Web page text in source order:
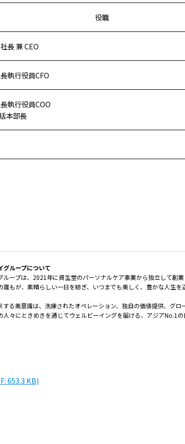
役職
長 兼 CEO
執行役員CFO
執行役員COO
本部長
ループについて
ループは、2021年に資生堂のパーソナルケア事業から独立して創業
誰もが、素晴らしい一日を紡ぎ、いつまでも美しく、豊かな人生
する美意識は、洗練されたオペレーション、独自の価値提供、グロ
人々にときめきを通じてウェルビーイングを届ける、アジアNo.1
653.3 KB)